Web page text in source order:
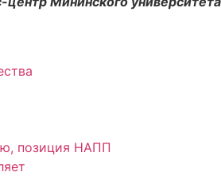
позиция НАПП